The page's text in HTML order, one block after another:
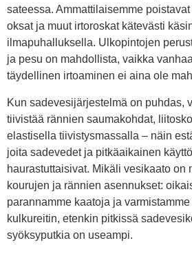
sateessa. Ammattilaisemme
oksat ja muut irtoroskat kätevästi
ilmapuhalluksella. Ulkopintojen
ja pesu on mahdollista, vaikka
täydellinen irtoaminen ei aina ole
Kun sadevesijärjestelmä on puhdas,
tiivistää rännien saumakohdat,
elastisella tiivistysmassalla – näin
joita sadevedet ja pitkäaikainen
haurastuttaisivat. Mikäli vesikaato on
kourujen ja rännien asennukset:
parannamme kaatoja ja
kulkureitin, etenkin pitkissä
syöksyputkia on useampi.